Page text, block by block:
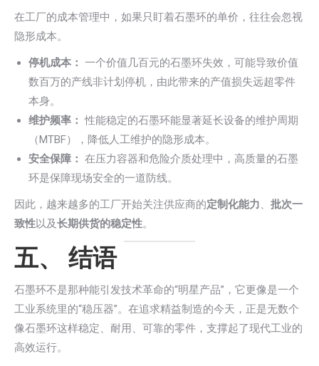
在工厂的成本管理中，如果只盯着石墨环的单价，往往会忽视
隐形成本。
停机成本： 一个价值几百元的石墨环失效，可能导致价值
数百万的产线非计划停机，由此带来的产值损失远超零件
本身。
维护频率： 性能稳定的石墨环能显著延长设备的维护周期
（MTBF），降低人工维护的隐形成本。
安全保障： 在压力容器和危险介质处理中，高质量的石墨
环是保障现场安全的一道防线。
因此，越来越多的工厂开始关注供应商的定制化能力、 批次一
致性以及长期供货的稳定性。
五、 结语
石墨环不是那种能引发技术革命的“明星产品”，它更像是一个
工业系统里的“稳压器”。在追求精益制造的今天，正是无数个
像石墨环这样稳定、耐用、可靠的零件，支撑起了现代工业的
高效运行。